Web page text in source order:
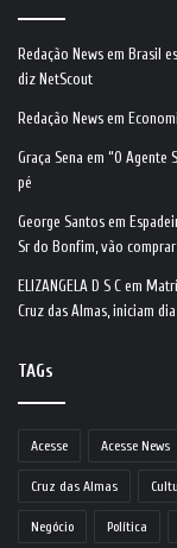
Redação News em Brasil
diz NetScout
Redação News em
Graça Sena em “O Agente
pé
George Santos em
Sr do Bonfim, vão
ELIZANGELA D S C em
Cruz das Almas, iniciam
TAGs
Acesse Acesse News
Cruz das Almas
Negócio Política